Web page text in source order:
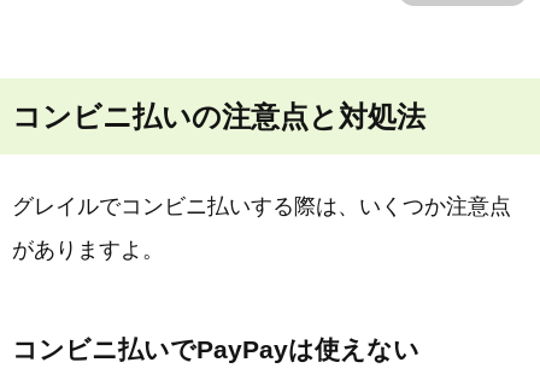
コンビニ払いの注意点と対処法
グレイルでコンビニ払いする際は、いくつか注意点
がありますよ。
コンビニ払いでPayPayは使えない